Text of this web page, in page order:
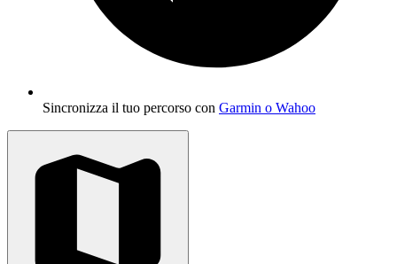
Sincronizza il tuo percorso con Garmin o Wahoo